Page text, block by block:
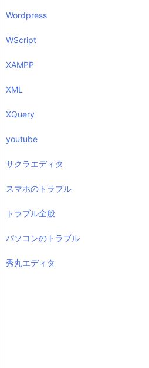
Wordpress
WScript
XAMPP
XML
XQuery
youtube
サクラエディタ
スマホのトラブル
トラブル全般
パソコンのトラブル
秀丸エディタ